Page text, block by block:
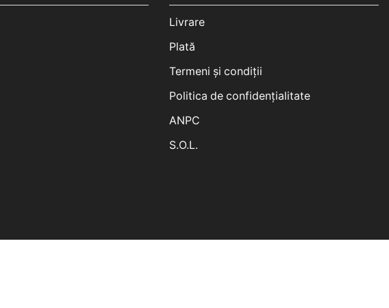
Livrare
Plată
Termeni și condiții
Politica de confidențialitate
ANPC
S.O.L.